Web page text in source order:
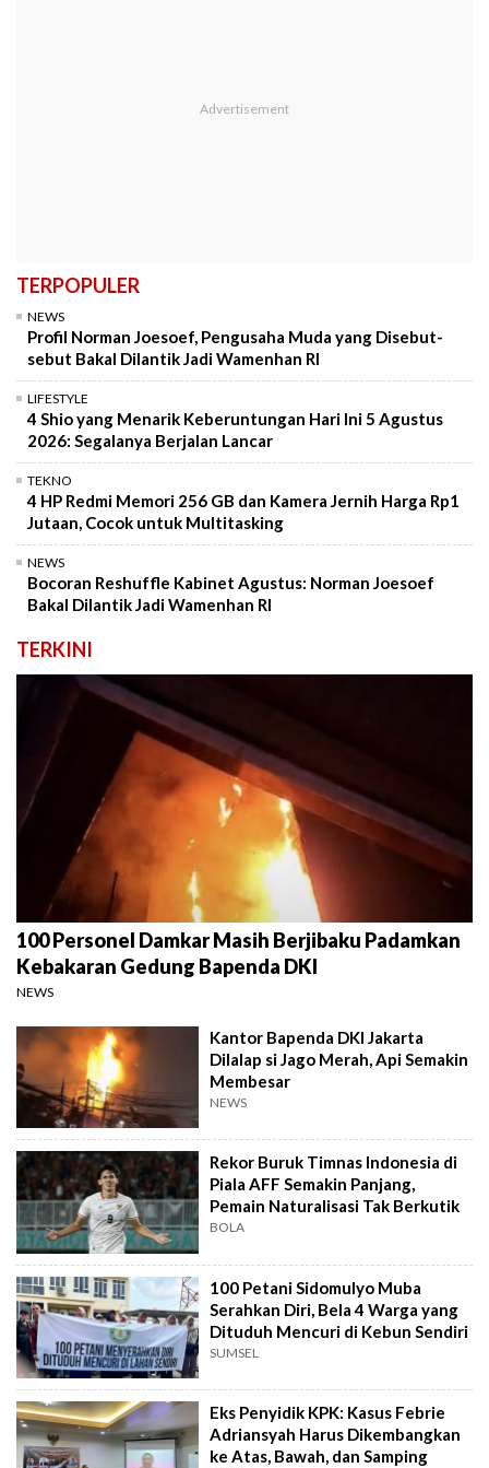
TERPOPULER
NEWS
Profil Norman Joesoef, Pengusaha Muda yang Disebut-
sebut Bakal Dilantik Jadi Wamenhan RI
LIFESTYLE
4 Shio yang Menarik Keberuntungan Hari Ini 5 Agustus
2026: Segalanya Berjalan Lancar
TEKNO
4 HP Redmi Memori 256 GB dan Kamera Jernih Harga Rp1
Jutaan, Cocok untuk Multitasking
NEWS
Bocoran Reshuffle Kabinet Agustus: Norman Joesoef
Bakal Dilantik Jadi Wamenhan RI
TERKINI
100 Personel Damkar Masih Berjibaku Padamkan
Kebakaran Gedung Bapenda DKI
NEWS
Kantor Bapenda DKI Jakarta
Dilalap si Jago Merah, Api Semakin
Membesar
NEWS
Rekor Buruk Timnas Indonesia di
Piala AFF Semakin Panjang,
Pemain Naturalisasi Tak Berkutik
BOLA
100 Petani Sidomulyo Muba
Serahkan Diri, Bela 4 Warga yang
Dituduh Mencuri di Kebun Sendiri
SUMSEL
Eks Penyidik KPK: Kasus Febrie
Adriansyah Harus Dikembangkan
ke Atas, Bawah, dan Samping